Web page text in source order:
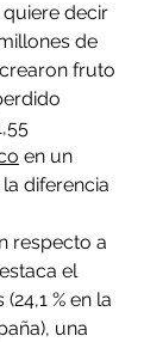
decir
de
fruto
en un
diferencia
respecto a
el
% en la
una